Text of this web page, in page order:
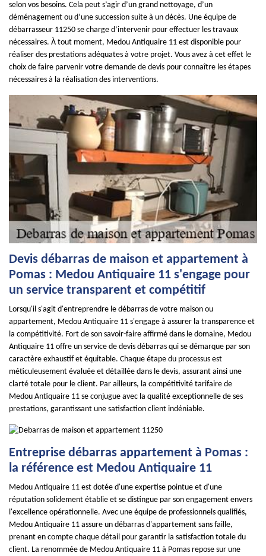
selon vos besoins. Cela peut s’agir d’un grand nettoyage, d’un
déménagement ou d’une succession suite à un décès. Une équipe de
débarrasseur 11250 se charge d’intervenir pour effectuer les travaux
nécessaires. À tout moment, Medou Antiquaire 11 est disponible pour
réaliser des prestations adéquates à votre projet. Vous avez à cet effet le
choix de faire parvenir votre demande de devis pour connaître les étapes
nécessaires à la réalisation des interventions.
Devis débarras de maison et appartement à
Pomas : Medou Antiquaire 11 s'engage pour
un service transparent et compétitif
Lorsqu'il s'agit d'entreprendre le débarras de votre maison ou
appartement, Medou Antiquaire 11 s'engage à assurer la transparence et
la compétitivité. Fort de son savoir-faire affirmé dans le domaine, Medou
Antiquaire 11 offre un service de devis débarras qui se démarque par son
caractère exhaustif et équitable. Chaque étape du processus est
méticuleusement évaluée et détaillée dans le devis, assurant ainsi une
clarté totale pour le client. Par ailleurs, la compétitivité tarifaire de
Medou Antiquaire 11 se conjugue avec la qualité exceptionnelle de ses
prestations, garantissant une satisfaction client indéniable.
Entreprise débarras appartement à Pomas :
la référence est Medou Antiquaire 11
Medou Antiquaire 11 est dotée d'une expertise pointue et d'une
réputation solidement établie et se distingue par son engagement envers
l'excellence opérationnelle. Avec une équipe de professionnels qualifiés,
Medou Antiquaire 11 assure un débarras d'appartement sans faille,
prenant en compte chaque détail pour garantir la satisfaction totale du
client. La renommée de Medou Antiquaire 11 à Pomas repose sur une